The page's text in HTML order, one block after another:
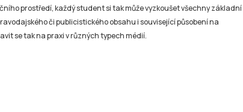
prostředí, každý student si tak může vyzkoušet všechny základní
či publicistického obsahu i související působení na
se tak na praxi v různých typech médií.